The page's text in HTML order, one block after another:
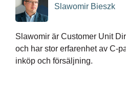
Slawomir Bieszk
Slawomir är Customer Unit
och har stor erfarenhet av C-
inköp och försäljning.